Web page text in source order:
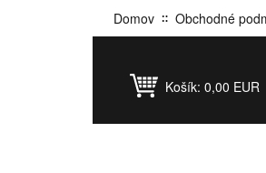
Košík: 0,00 EUR
Domov Obchodné